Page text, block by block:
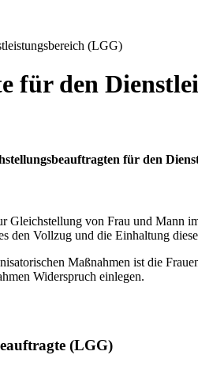
(LGG)
für den
für den
Gleichstellung von Frau und Mann
den Vollzug und die Einhaltung
Maßnahmen ist die
Widerspruch einlegen.
(LGG)